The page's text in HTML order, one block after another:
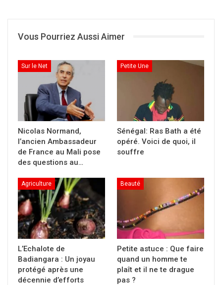
des jihadistes ». 13 soldats français
officiers et un caporal chef. (Élysée)
#InMemoriam
— La Plume Libre (@LPLdirect)
November 26, 2019
Partager :
Cliquer
pour
imprimer(ouvre
dans
une
nouvelle
fenêtre)
Vous Pourriez Aussi Aimer
Sur le Net
Nicolas Normand,
l’ancien Ambassadeur
de France au Mali pose
des questions au…
Petite Une
Sénégal: Ras Bath a été
opéré. Voici de quoi, il
souffre
Agriculture
L’Echalote de
Badiangara : Un joyau
protégé après une
décennie d’efforts
Beauté
Petite astuce : Que faire
quand un homme te
plaît et il ne te drague
pas ?